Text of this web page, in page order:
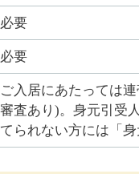
必要
必要
ご入居にあたっては
審査あり)。身元引受
てられない方には「